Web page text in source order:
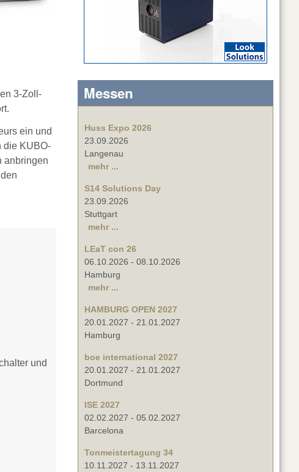
3-Zoll-
ein und
die KUBO-
anbringen
und
Messen
Huss Expo 2026
23.09.2026
Langenau
mehr ...
S14 Solutions Day
23.09.2026
Stuttgart
mehr ...
LEaT con 26
06.10.2026 - 08.10.2026
Hamburg
mehr ...
HAMBURG OPEN 2027
20.01.2027 - 21.01.2027
Hamburg
boe international 2027
20.01.2027 - 21.01.2027
Dortmund
ISE 2027
02.02.2027 - 05.02.2027
Barcelona
Tonmeistertagung 34
10.11.2027 - 13.11.2027